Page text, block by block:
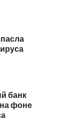
банк
фоне